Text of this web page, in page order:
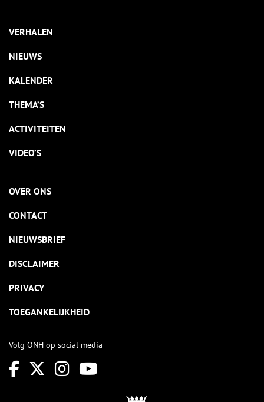
VERHALEN
NIEUWS
KALENDER
THEMA’S
ACTIVITEITEN
VIDEO’S
OVER ONS
CONTACT
NIEUWSBRIEF
DISCLAIMER
PRIVACY
TOEGANKELIJKHEID
Volg ONH op social media